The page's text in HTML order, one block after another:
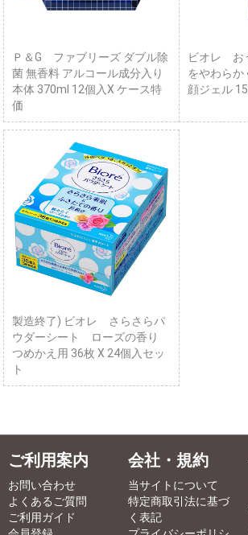
Ｐ＆G ファブリーズ ダブル除
菌 無香料 アルコール成分入り
本体 370ml 12個入X ケース特
価
ビオレ お
をやわら
顔ジェル
製造終了) ビオレ さらさらパ
ウダーシート ローズの香り
つめかえ用 36枚 X 24個入セッ
ト
ご利用案内
お問い合わせ
よくあるご質問
ご利用ガイド
会社・規約
当サイトについて
特定商取引法に基づ
く表記